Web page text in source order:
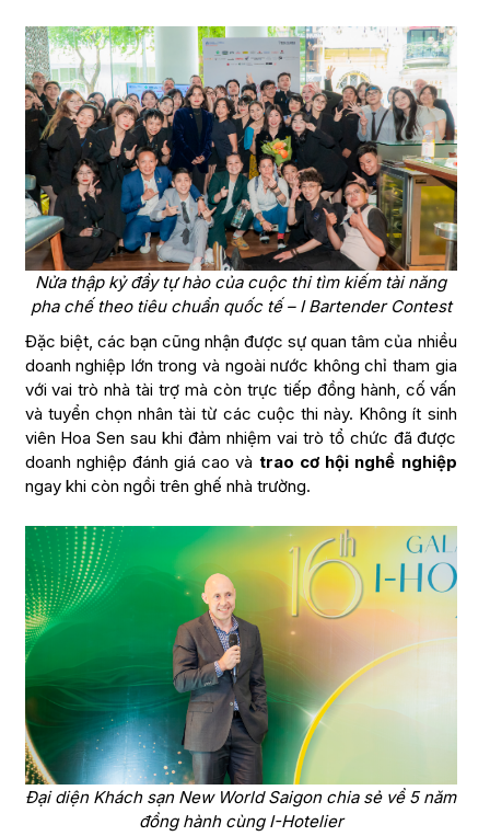
Nửa thập kỷ đầy tự hào của cuộc thi tìm kiếm tài năng
pha chế theo tiêu chuẩn quốc tế – I Bartender Contest
Đặc biệt, các bạn cũng nhận được sự quan tâm của nhiều
doanh nghiệp lớn trong và ngoài nước không chỉ tham gia
với vai trò nhà tài trợ mà còn trực tiếp đồng hành, cố vấn
và tuyển chọn nhân tài từ các cuộc thi này. Không ít sinh
viên Hoa Sen sau khi đảm nhiệm vai trò tổ chức đã được
doanh nghiệp đánh giá cao và trao cơ hội nghề nghiệp
ngay khi còn ngồi trên ghế nhà trường.
Đại diện Khách sạn New World Saigon chia sẻ về 5 năm
đồng hành cùng I-Hotelier